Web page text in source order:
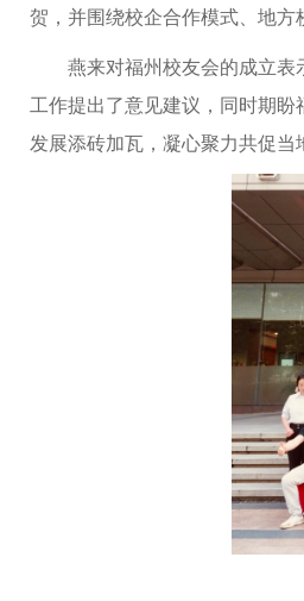
贺，并围绕校企合作模式、地
燕来对福州校友会的成立
工作提出了意见建议，同时期
发展添砖加瓦，凝心聚力共促当